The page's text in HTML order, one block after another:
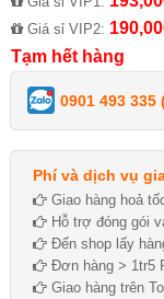
Giá sỉ VIP2:
Tạm hết hàng
0901 493 335
Phí và dịch vụ
Giao hàng hoả
Hỗ trợ đóng gói
Đến shop lấy
Đơn hàng > 1tr5
Giao hàng trên